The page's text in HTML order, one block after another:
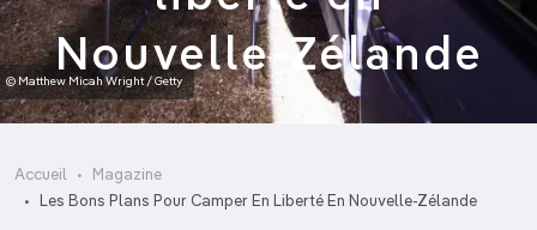
Nouvelle-Zélande
© Matthew Micah Wright / Getty
Accueil
Magazine
Les Bons Plans Pour Camper En Liberté En Nouvelle-Zélande